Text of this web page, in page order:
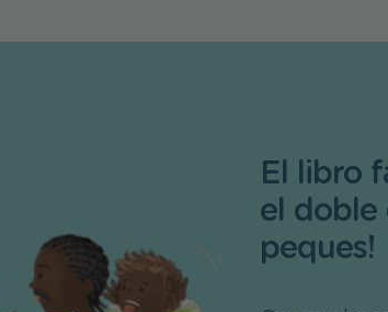
El libro
el doble
peques!